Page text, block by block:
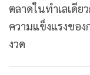
ตลาดในทำเลเดี
ความแข็งแรงขอ
งวด